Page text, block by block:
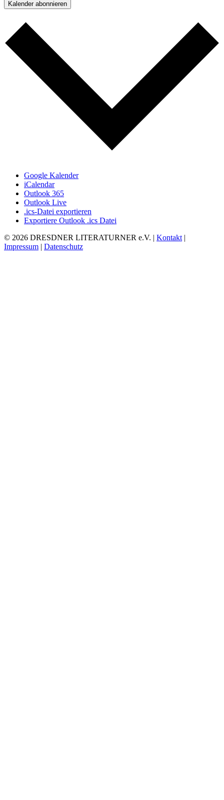
Kalender abonnieren
Google Kalender
iCalendar
Outlook 365
Outlook Live
.ics-Datei exportieren
Exportiere Outlook .ics Datei
© 2026 DRESDNER LITERATURNER e.V. | Kontakt |
Impressum | Datenschutz